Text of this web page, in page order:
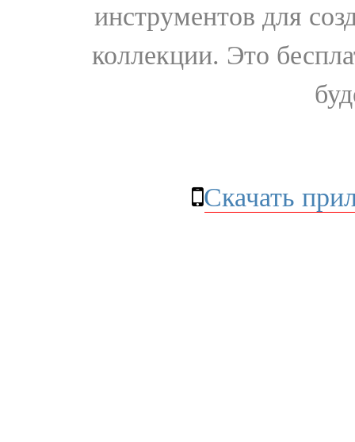
инструментов для
коллекции. Это
Скачать